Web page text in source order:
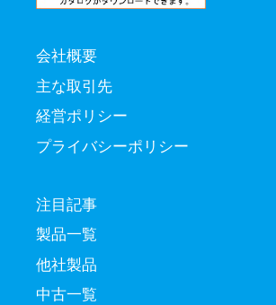
会社概要
主な取引先
経営ポリシー
プライバシーポリシー
注目記事
製品一覧
他社製品
中古一覧